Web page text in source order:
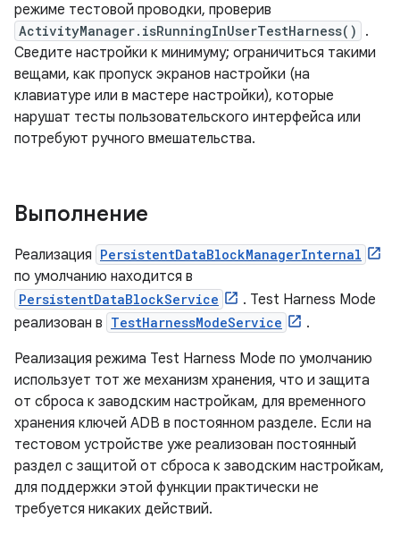
режиме тестовой проводки, проверив
ActivityManager.isRunningInUserTestHarness()
.
Сведите настройки к минимуму; ограничиться такими
вещами, как пропуск экранов настройки (на
клавиатуре или в мастере настройки), которые
нарушат тесты пользовательского интерфейса или
потребуют ручного вмешательства.
Выполнение
Реализация PersistentDataBlockManagerInternal
по умолчанию находится в
PersistentDataBlockService
. Test Harness Mode
реализован в TestHarnessModeService
.
Реализация режима Test Harness Mode по умолчанию
использует тот же механизм хранения, что и защита
от сброса к заводским настройкам, для временного
хранения ключей ADB в постоянном разделе. Если на
тестовом устройстве уже реализован постоянный
раздел с защитой от сброса к заводским настройкам,
для поддержки этой функции практически не
требуется никаких действий.